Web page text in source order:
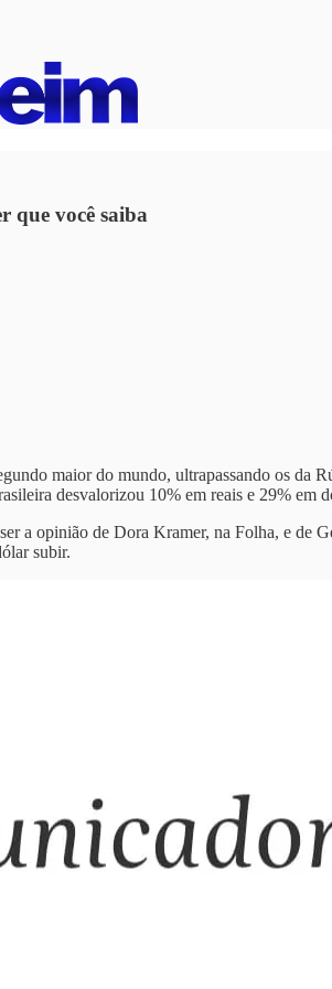
que você saiba
maior do mundo, ultrapassando os da
desvalorizou 10% em reais e 29% em
a opinião de Dora Kramer, na Folha, e de
subir.